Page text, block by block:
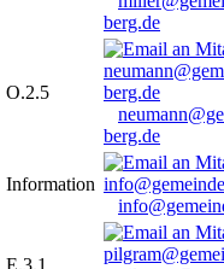
berg.de
O.2.5
berg.de
Information